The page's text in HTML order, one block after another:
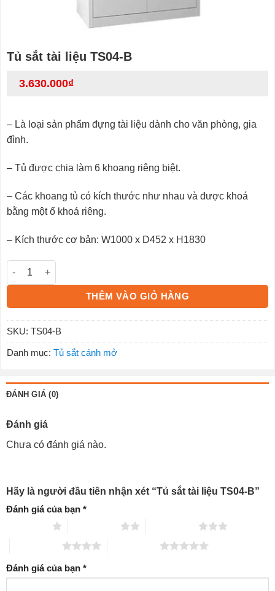
Tủ sắt tài liệu TS04-B
3.630.000₫
– Là loại sản phẩm đựng tài liệu dành cho văn phòng, gia
đình.
– Tủ được chia làm 6 khoang riêng biệt.
– Các khoang tủ có kích thước như nhau và được khoá
bằng một ổ khoá riêng.
– Kích thước cơ bản: W1000 x D452 x H1830
Tủ sắt tài liệu TS04-B số lượng
THÊM VÀO GIỎ HÀNG
SKU: TS04-B
Danh mục: Tủ sắt cánh mở
ĐÁNH GIÁ (0)
Đánh giá
Chưa có đánh giá nào.
Hãy là người đầu tiên nhận xét “Tủ sắt tài liệu TS04-B”
Đánh giá của bạn *
Đánh giá của bạn *